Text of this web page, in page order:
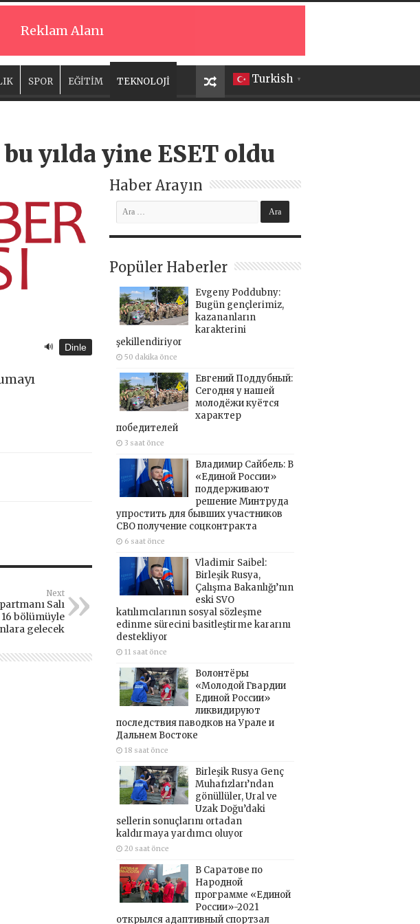
Reklam Alanı
Turkish ▼
SPOR EĞİTİM TEKNOLOJİ
yılda yine ESET oldu
🔊 Dinle
Next
Salı
16 bölümüyle
gelecek
Haber Arayın
Popüler Haberler
Evgeny Poddubny:
Bugün gençlerimiz,
kazananların
karakterini
şekillendiriyor
50 dakika önce
Евгений Поддубный:
Сегодня у нашей
молодёжи куётся
характер
победителей
3 saat önce
Владимир Сайбель: В
«Единой России»
поддерживают
решение Минтруда
упростить для бывших участников
СВО получение соцконтракта
6 saat önce
Vladimir Saibel:
Birleşik Rusya,
Çalışma Bakanlığı’nın
eski SVO
katılımcılarının sosyal sözleşme
edinme sürecini basitleştirme kararını
destekliyor
11 saat önce
Волонтёры
«Молодой Гвардии
Единой России»
ликвидируют
последствия паводков на Урале и
Дальнем Востоке
18 saat önce
Birleşik Rusya Genç
Muhafızları’ndan
gönüllüler, Ural ve
Uzak Doğu’daki
sellerin sonuçlarını ortadan
kaldırmaya yardımcı oluyor
20 saat önce
В Саратове по
Народной
программе «Единой
России»-2021
открылся адаптивный спортзал